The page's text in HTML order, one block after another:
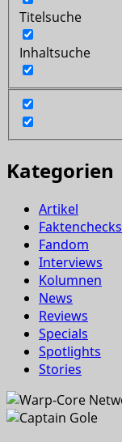
Titelsuche
Inhaltsuche
Kategorien
Artikel
Faktenchecks
Fandom
Interviews
Kolumnen
News
Reviews
Specials
Spotlights
Stories